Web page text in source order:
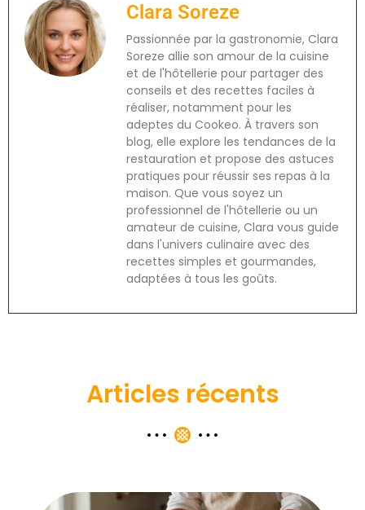
Clara Soreze
Passionnée par la gastronomie, Clara
Soreze allie son amour de la cuisine
et de l'hôtellerie pour partager des
conseils et des recettes faciles à
réaliser, notamment pour les
adeptes du Cookeo. À travers son
blog, elle explore les tendances de la
restauration et propose des astuces
pratiques pour réussir ses repas à la
maison. Que vous soyez un
professionnel de l'hôtellerie ou un
amateur de cuisine, Clara vous guide
dans l'univers culinaire avec des
recettes simples et gourmandes,
adaptées à tous les goûts.
Articles récents